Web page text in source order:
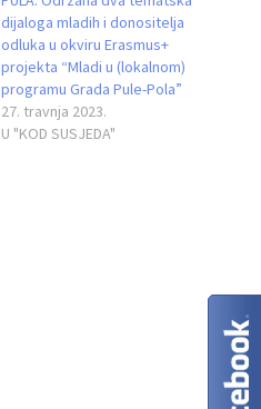
dijaloga mladih i donositelja
odluka u okviru Erasmus+
projekta “Mladi u (lokalnom)
programu Grada Pule-Pola”
27. travnja 2023.
U "KOD SUSJEDA"